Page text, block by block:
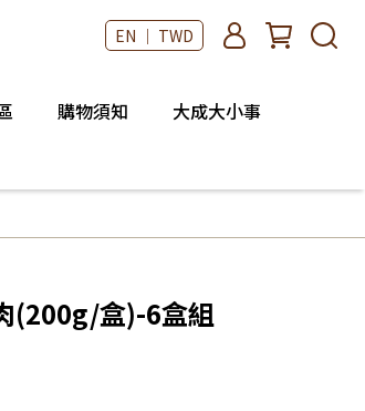
EN ｜ TWD
購物須知 大成大小事
(200g/盒)-6盒組